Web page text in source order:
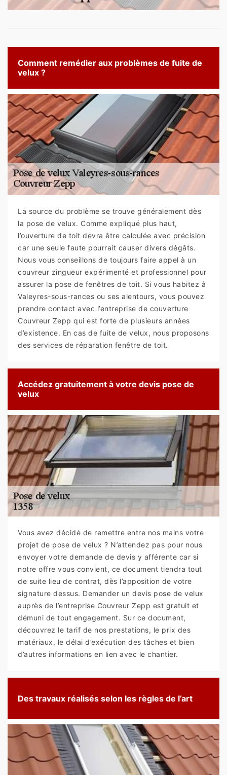
Comment remédier aux problèmes de fuite de
velux ?
La source du problème se trouve généralement dès
la pose de velux. Comme expliqué plus haut,
l’ouverture de toit devra être calculée avec précision
car une seule faute pourrait causer divers dégâts.
Nous vous conseillons de toujours faire appel à un
couvreur zingueur expérimenté et professionnel pour
assurer la pose de fenêtres de toit. Si vous habitez à
Valeyres-sous-rances ou ses alentours, vous pouvez
prendre contact avec l’entreprise de couverture
Couvreur Zepp qui est forte de plusieurs années
d’existence. En cas de fuite de velux, nous proposons
des services de réparation fenêtre de toit.
Accédez gratuitement à votre devis pose de
velux
Vous avez décidé de remettre entre nos mains votre
projet de pose de velux ? N’attendez pas pour nous
envoyer votre demande de devis y afférente car si
notre offre vous convient, ce document tiendra tout
de suite lieu de contrat, dès l’apposition de votre
signature dessus. Demander un devis pose de velux
auprès de l’entreprise Couvreur Zepp est gratuit et
démuni de tout engagement. Sur ce document,
découvrez le tarif de nos prestations, le prix des
matériaux, le délai d’exécution des tâches et bien
d’autres informations en lien avec le chantier.
Des travaux réalisés selon les règles de l’art